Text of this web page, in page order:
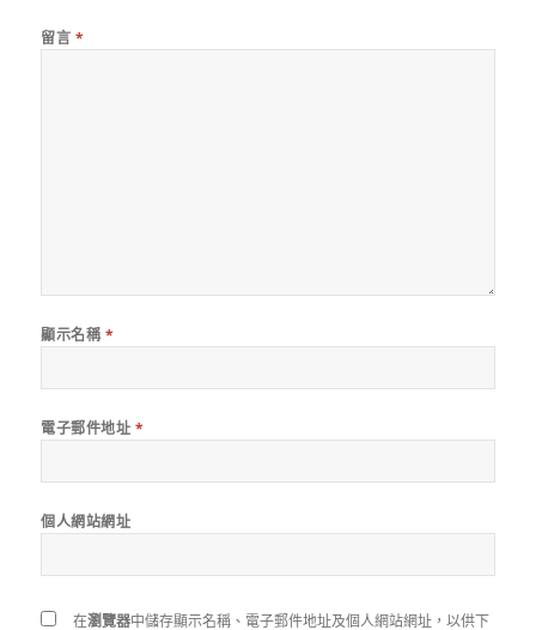
留言 *
顯示名稱 *
電子郵件地址 *
個人網站網址
在瀏覽器中儲存顯示名稱、電子郵件地址及個人網站網址，以供下